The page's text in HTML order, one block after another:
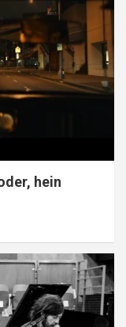
hein